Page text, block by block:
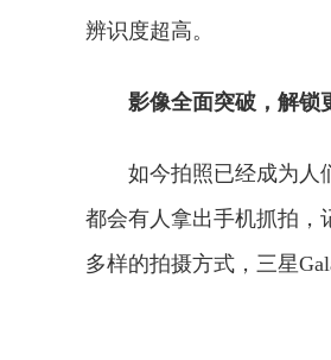
辨识度超高。
影像全面突破，解锁
如今拍照已经成为人
都会有人拿出手机抓拍，
多样的拍摄方式，三星